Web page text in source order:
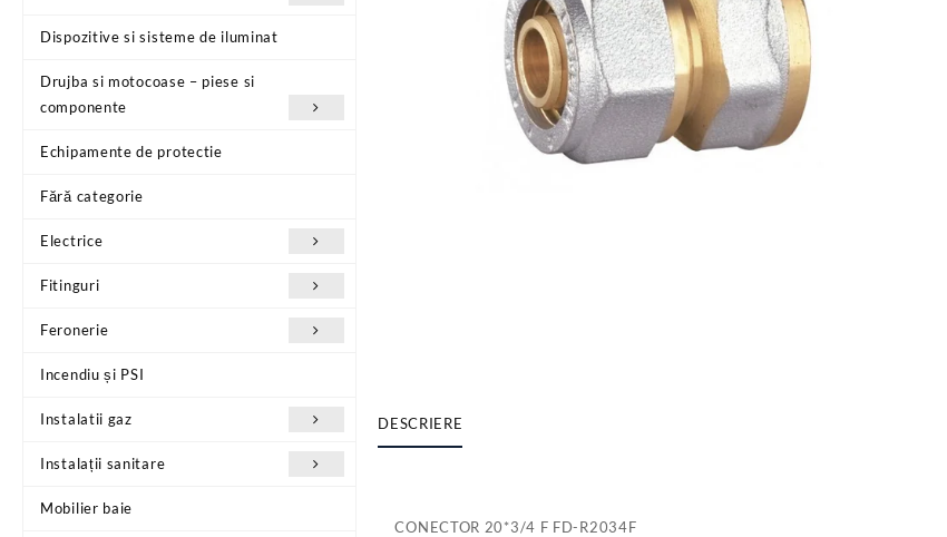
Dispozitive si sisteme de iluminat
Drujba si motocoase – piese si
componente
Echipamente de protectie
Fără categorie
Electrice
Fitinguri
Feronerie
Incendiu și PSI
Instalatii gaz
Instalații sanitare
Mobilier baie
DESCRIERE
CONECTOR 20*3/4 F FD-R2034F